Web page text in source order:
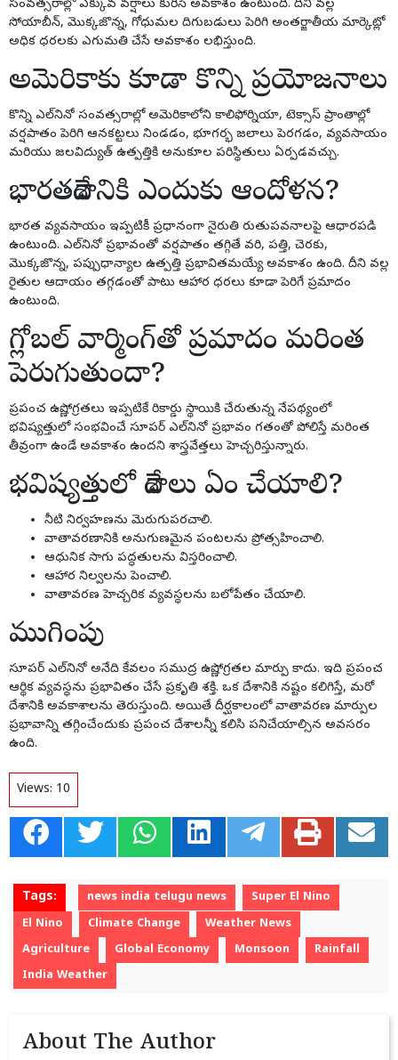
సంవత్సరాల్లో ఎక్కువ వర్షాలు కురిసే అవకాశం ఉంటుంది. దీని వల్ల
సోయాబీన్, మొక్కజొన్న, గోధుమల దిగుబడులు పెరిగి అంతర్జాతీయ మార్కెట్లో
అధిక ధరలకు ఎగుమతి చేసే అవకాశం లభిస్తుంది.
అమెరికాకు కూడా కొన్ని ప్రయోజనాలు
కొన్ని ఎల్‌నినో సంవత్సరాల్లో అమెరికాలోని కాలిఫోర్నియా, టెక్సాస్ ప్రాంతాల్లో
వర్షపాతం పెరిగి ఆనకట్టలు నిండడం, భూగర్భ జలాలు పెరగడం, వ్యవసాయం
మరియు జలవిద్యుత్ ఉత్పత్తికి అనుకూల పరిస్థితులు ఏర్పడవచ్చు.
భారతదేశానికి ఎందుకు ఆందోళన?
భారత వ్యవసాయం ఇప్పటికీ ప్రధానంగా నైరుతి రుతుపవనాలపై ఆధారపడి
ఉంటుంది. ఎల్‌నినో ప్రభావంతో వర్షపాతం తగ్గితే వరి, పత్తి, చెరకు,
మొక్కజొన్న, పప్పుధాన్యాల ఉత్పత్తి ప్రభావితమయ్యే అవకాశం ఉంది. దీని వల్ల
రైతుల ఆదాయం తగ్గడంతో పాటు ఆహార ధరలు కూడా పెరిగే ప్రమాదం
ఉంటుంది.
గ్లోబల్ వార్మింగ్‌తో ప్రమాదం మరింత
పెరుగుతుందా?
ప్రపంచ ఉష్ణోగ్రతలు ఇప్పటికే రికార్డు స్థాయికి చేరుతున్న నేపథ్యంలో
భవిష్యత్తులో సంభవించే సూపర్ ఎల్‌నినో ప్రభావం గతంతో పోలిస్తే మరింత
తీవ్రంగా ఉండే అవకాశం ఉందని శాస్త్రవేత్తలు హెచ్చరిస్తున్నారు.
భవిష్యత్తులో దేశాలు ఏం చేయాలి?
నీటి నిర్వహణను మెరుగుపరచాలి.
వాతావరణానికి అనుగుణమైన పంటలను ప్రోత్సహించాలి.
ఆధునిక సాగు పద్ధతులను విస్తరించాలి.
ఆహార నిల్వలను పెంచాలి.
వాతావరణ హెచ్చరిక వ్యవస్థలను బలోపేతం చేయాలి.
ముగింపు
సూపర్ ఎల్‌నినో అనేది కేవలం సముద్ర ఉష్ణోగ్రతల మార్పు కాదు. ఇది ప్రపంచ
ఆర్థిక వ్యవస్థను ప్రభావితం చేసే ప్రకృతి శక్తి. ఒక దేశానికి నష్టం కలిగిస్తే, మరో
దేశానికి అవకాశాలను తెరుస్తుంది. అయితే దీర్ఘకాలంలో వాతావరణ మార్పుల
ప్రభావాన్ని తగ్గించేందుకు ప్రపంచ దేశాలన్నీ కలిసి పనిచేయాల్సిన అవసరం
ఉంది.
Views: 10
Tags: news india telugu news
Super El Nino
El Nino
Climate Change
Weather News
Agriculture
Global Economy Monsoon
Rainfall
India Weather
About The Author